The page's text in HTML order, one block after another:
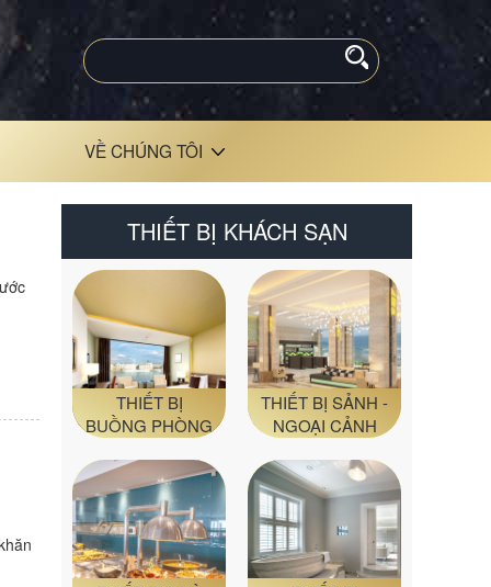
VỀ CHÚNG TÔI
THIẾT BỊ KHÁCH SẠN
THIẾT BỊ
BUỒNG PHÒNG
THIẾT BỊ SẢNH -
NGOẠI CẢNH